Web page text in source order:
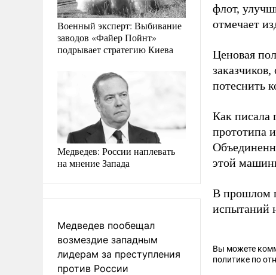
Военный эксперт: Выбивание
заводов «Файер Пойнт»
подрывает стратегию Киева
Медведев: России наплевать
на мнение Запада
Медведев пообещал
возмездие западным
лидерам за преступления
против России
флот,
отмечает
Ценовая
потеснить
Как писала
прототипа
этой
В прошлом
испытаний
Вы можете
политике по